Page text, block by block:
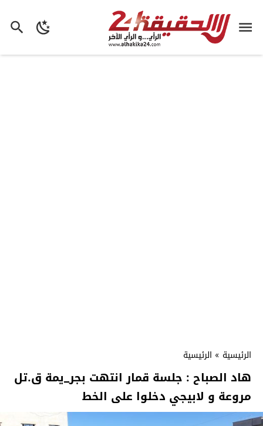
الرئيسية » الرئيسية
هاد الصباح : جلسة قمار انتهت بجر_يمة ق.تل
مروعة و لابيجي دخلوا على الخط